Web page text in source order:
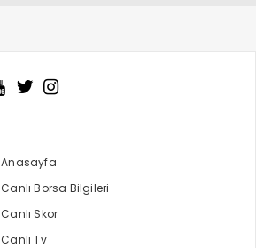
Anasayfa
Canlı Borsa Bilgileri
Canlı Skor
Canlı Tv